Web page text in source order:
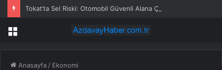
Tokat’ta Sel Riski: Otomobil Güvenli Alana Çekildi
Menü
Anasayfa / Ekonomi